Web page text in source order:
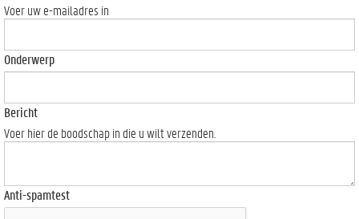
Voer uw e-mailadres in
Onderwerp
Bericht
Voer hier de boodschap in die u wilt verzenden.
Anti-spamtest